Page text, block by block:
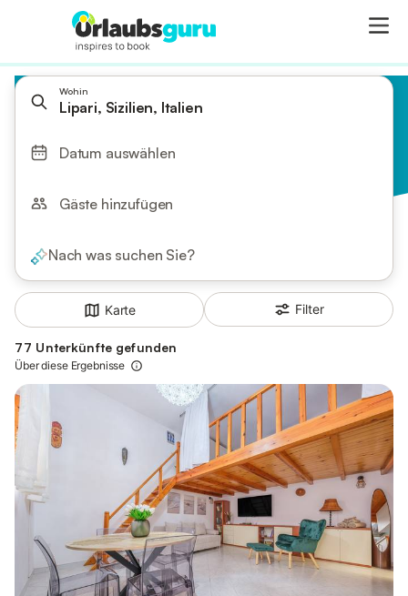
Wohin
Lipari, Sizilien, Italien
Datum auswählen
Gäste hinzufügen
Nach was suchen Sie?
Karte Filter
77 Unterkünfte gefunden
Über diese Ergebnisse